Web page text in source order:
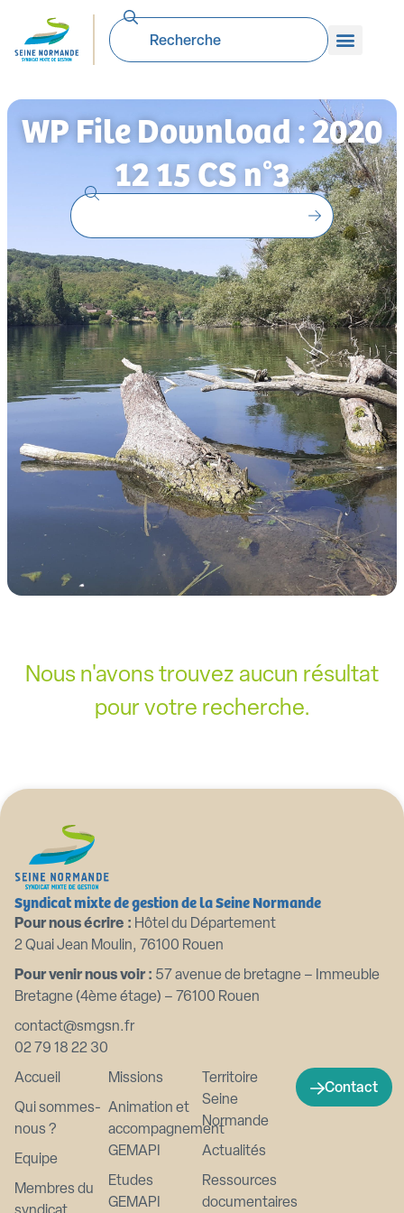
WP File Download : 2020
12 15 CS n°3
Nous n'avons trouvez aucun résultat
pour votre recherche.
Syndicat mixte de gestion de la Seine Normande
Pour nous écrire : Hôtel du Département
2 Quai Jean Moulin, 76100 Rouen
Pour venir nous voir : 57 avenue de bretagne – Immeuble
Bretagne (4ème étage) – 76100 Rouen
contact@smgsn.fr
02 79 18 22 30
Accueil
Qui sommes-
nous ?
Equipe
Membres du
Missions
Animation et
accompagnement
GEMAPI
Etudes
GEMAPI
Territoire
Seine
Normande
Actualités
Ressources
documentaires
Contact